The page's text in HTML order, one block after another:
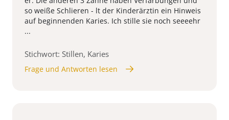
so weiße Schlieren - lt der Kinderärztin ein Hinweis
auf beginnenden Karies. Ich stille sie noch seeeehr
...
Stichwort: Stillen, Karies
Frage und Antworten lesen